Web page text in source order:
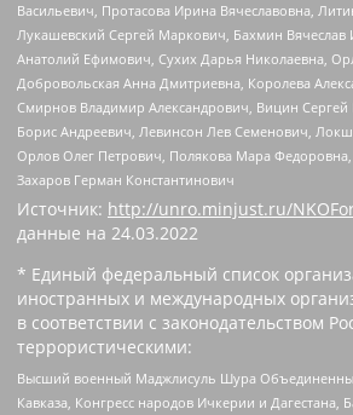
Васильевич, Протасова Ирина Вячеславовна,
Лукашевский Сергей Маркович, Бахмин
Анатолий Ефимович, Сухих Дарья Николаевна,
Добровольская Анна Дмитриевна, Королева
Смирнов Владимир Александрович, Вицин
Борис Андреевич, Левинсон Лев Семенович,
Орлов Олег Петрович, Полякова Мара
Захаров Герман Константинович
Источник: http://unro.minjust.ru/
данные на 24.03.2022
* Единый федеральный список
иностранных и международных
в соответствии с законодательством
террористическими:
Высший военный Маджлисуль Шура
Кавказа, Конгресс народов Ичкерии и Дагестана,